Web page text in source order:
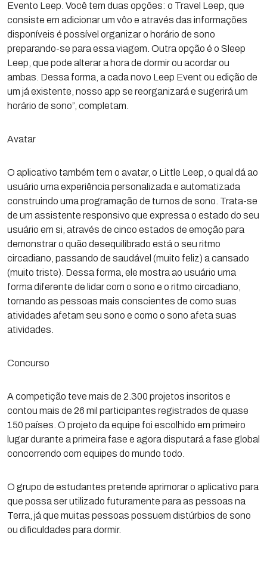
Evento Leep. Você tem duas opções: o Travel Leep, que
consiste em adicionar um vôo e através das informações
disponíveis é possível organizar o horário de sono
preparando-se para essa viagem. Outra opção é o Sleep
Leep, que pode alterar a hora de dormir ou acordar ou
ambas. Dessa forma, a cada novo Leep Event ou edição de
um já existente, nosso app se reorganizará e sugerirá um
horário de sono”, completam.
Avatar
O aplicativo também tem o avatar, o Little Leep, o qual dá ao
usuário uma experiência personalizada e automatizada
construindo uma programação de turnos de sono. Trata-se
de um assistente responsivo que expressa o estado do seu
usuário em si, através de cinco estados de emoção para
demonstrar o quão desequilibrado está o seu ritmo
circadiano, passando de saudável (muito feliz) a cansado
(muito triste). Dessa forma, ele mostra ao usuário uma
forma diferente de lidar com o sono e o ritmo circadiano,
tornando as pessoas mais conscientes de como suas
atividades afetam seu sono e como o sono afeta suas
atividades.
Concurso
A competição teve mais de 2.300 projetos inscritos e
contou mais de 26 mil participantes registrados de quase
150 países. O projeto da equipe foi escolhido em primeiro
lugar durante a primeira fase e agora disputará a fase global
concorrendo com equipes do mundo todo.
O grupo de estudantes pretende aprimorar o aplicativo para
que possa ser utilizado futuramente para as pessoas na
Terra, já que muitas pessoas possuem distúrbios de sono
ou dificuldades para dormir.